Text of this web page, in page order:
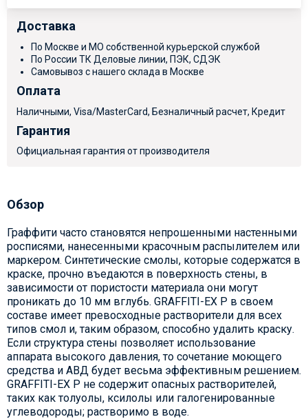
Доставка
По Москве и МО собственной курьерской службой
По России ТК Деловые линии, ПЭК, СДЭК
Самовывоз с нашего склада в Москве
Оплата
Наличными, Visa/MasterCard, Безналичный расчет, Кредит
Гарантия
Официальная гарантия от производителя
Обзор
Граффити часто становятся непрошенными настенными
росписями, нанесенными красочным распылителем или
маркером. Синтетические смолы, которые содержатся в
краске, прочно въедаются в поверхность стены, в
зависимости от пористости материала они могут
проникать до 10 мм вглубь. GRAFFITI-EX P в своем
составе имеет превосходные растворители для всех
типов смол и, таким образом, способно удалить краску.
Если структура стены позволяет использование
аппарата высокого давления, то сочетание моющего
средства и АВД будет весьма эффективным решением.
GRAFFITI-EX P не содержит опасных растворителей,
таких как толуолы, ксилолы или галогенированные
углеводороды; растворимо в воде.